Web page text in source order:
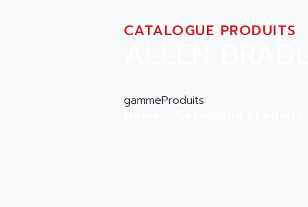
CATALOGUE PRODUITS
gammeProduits